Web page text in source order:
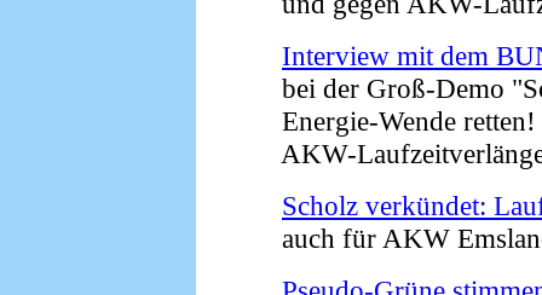
Interview mit dem
bei der Groß-Demo
Energie-Wende retten!
AKW-
Scholz verkündet:
auch für AKW